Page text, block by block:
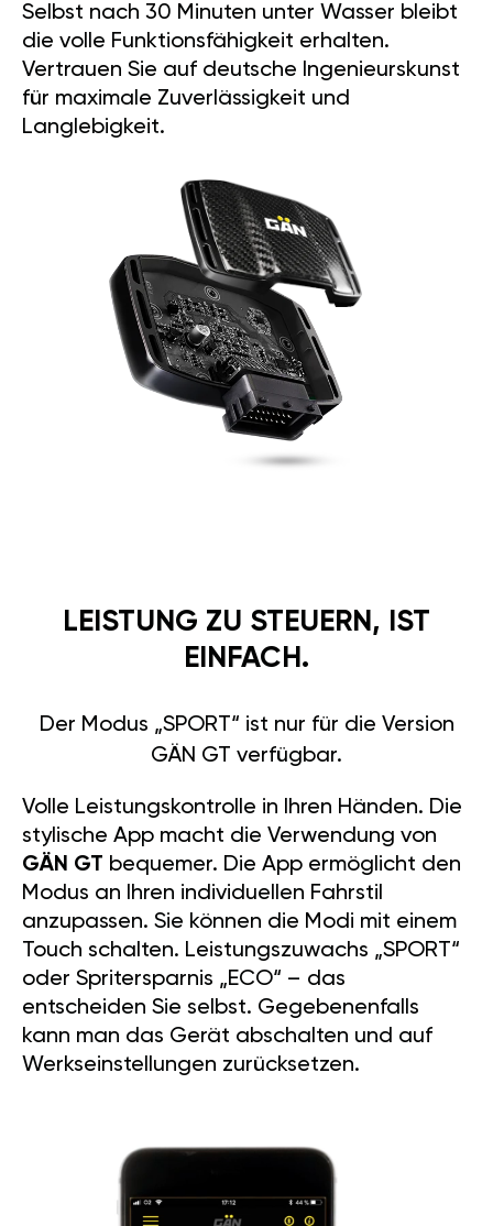
Selbst nach 30 Minuten unter Wasser bleibt
die volle Funktionsfähigkeit erhalten.
Vertrauen Sie auf deutsche Ingenieurskunst
für maximale Zuverlässigkeit und
Langlebigkeit.
LEISTUNG ZU STEUERN, IST
EINFACH.
Der Modus „SPORT“ ist nur für die Version
GÄN GT verfügbar.
Volle Leistungskontrolle in Ihren Händen. Die
stylische App macht die Verwendung von
GÄN GT bequemer. Die App ermöglicht den
Modus an Ihren individuellen Fahrstil
anzupassen. Sie können die Modi mit einem
Touch schalten. Leistungszuwachs „SPORT“
oder Spritersparnis „ECO“ – das
entscheiden Sie selbst. Gegebenenfalls
kann man das Gerät abschalten und auf
Werkseinstellungen zurücksetzen.